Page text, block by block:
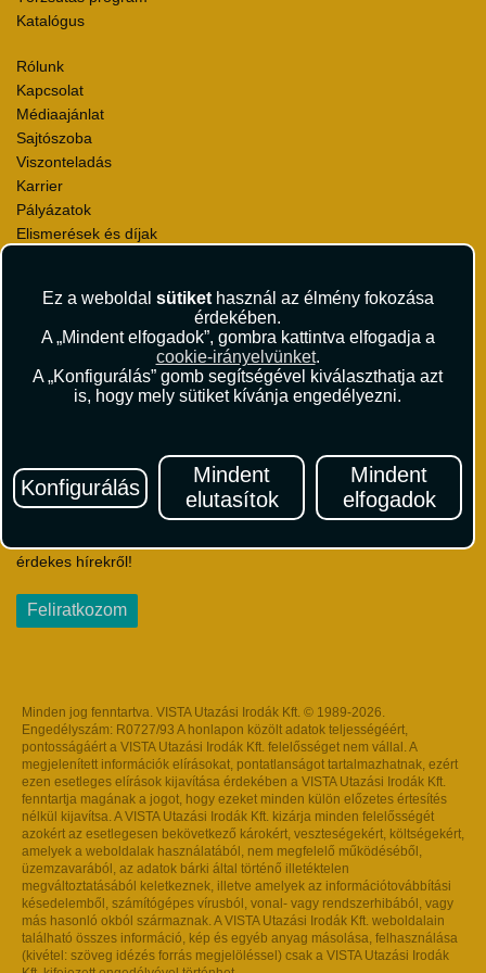
Ez a weboldal sütikethasznál az élmény fokozása
érdekében.
A „Mindent elfogadok”, gombra kattintva elfogadja a
cookie-irányelvünket.
A „Konfigurálás” gomb segítségével kiválaszthatja azt
is, hogy mely sütiket kívánja engedélyezni.
Konfigurálás
Mindent
elutasítok
Mindent
elfogadok
Katalógus
Rólunk
Kapcsolat
Médiaajánlat
Sajtószoba
Viszonteladás
Karrier
Pályázatok
Elismerések és díjak
Utazási Csomag Szerződési Feltételek
Útlemondás-biztosítás Szerződési Feltételek
Utasbiztosítás Szerződési Feltételek
Repülőjegy Szerződési Feltételek
Adatvédelem
Hírlevél
Iratkozzon fel Magyarország egyik legszínesebb utazási
érdekes hírekről!
Feliratkozom
Minden jog fenntartva. VISTA Utazási Irodák Kft. © 1989-2026.
Engedélyszám: R0727/93 A honlapon közölt adatok teljességéért,
pontosságáért a VISTA Utazási Irodák Kft. felelősséget nem vállal. A
megjelenített információk elírásokat, pontatlanságot tartalmazhatnak, ezért
ezen esetleges elírások kijavítása érdekében a VISTA Utazási Irodák Kft.
fenntartja magának a jogot, hogy ezeket minden külön előzetes értesítés
nélkül kijavítsa. A VISTA Utazási Irodák Kft. kizárja minden felelősségét
azokért az esetlegesen bekövetkező károkért, veszteségekért, költségekért,
amelyek a weboldalak használatából, nem megfelelő működéséből,
üzemzavarából, az adatok bárki által történő illetéktelen
megváltoztatásából keletkeznek, illetve amelyek az információtovábbítási
késedelemből, számítógépes vírusból, vonal- vagy rendszerhibából, vagy
más hasonló okból származnak. A VISTA Utazási Irodák Kft. weboldalain
található összes információ, kép és egyéb anyag másolása, felhasználása
(kivétel: szöveg idézés forrás megjelöléssel) csak a VISTA Utazási Irodák